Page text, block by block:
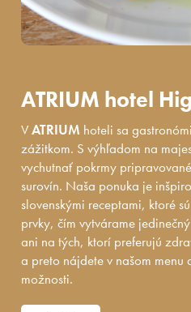
ATRIUM hotel
VATRIUM hoteli sa
zážitkom. S výhľadom na
vychutnať pokrmy
surovín. Naša ponuka je
slovenskými receptami, ktoré
prvky, čím vytvárame
ani na tých, ktorí preferujú
a preto nájdete v našom menu
možnosti.